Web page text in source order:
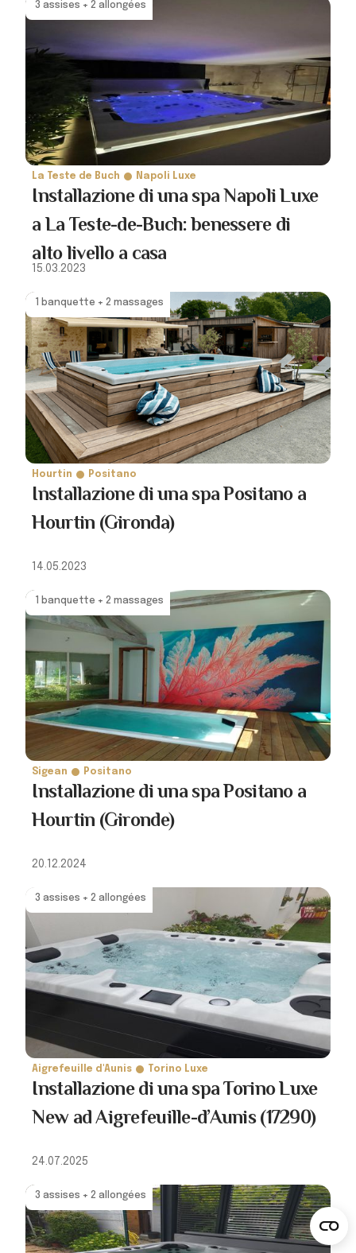
3 assises + 2 allongées
La Teste de Buch Napoli Luxe
Installazione di una spa Napoli Luxe
a La Teste-de-Buch: benessere di
alto livello a casa
15.03.2023
1 banquette + 2 massages
Hourtin Positano
Installazione di una spa Positano a
Hourtin (Gironda)
14.05.2023
1 banquette + 2 massages
Sigean Positano
Installazione di una spa Positano a
Hourtin (Gironde)
20.12.2024
3 assises + 2 allongées
Aigrefeuille d'Aunis Torino Luxe
Installazione di una spa Torino Luxe
New ad Aigrefeuille-d’Aunis (17290)
24.07.2025
3 assises + 2 allongées